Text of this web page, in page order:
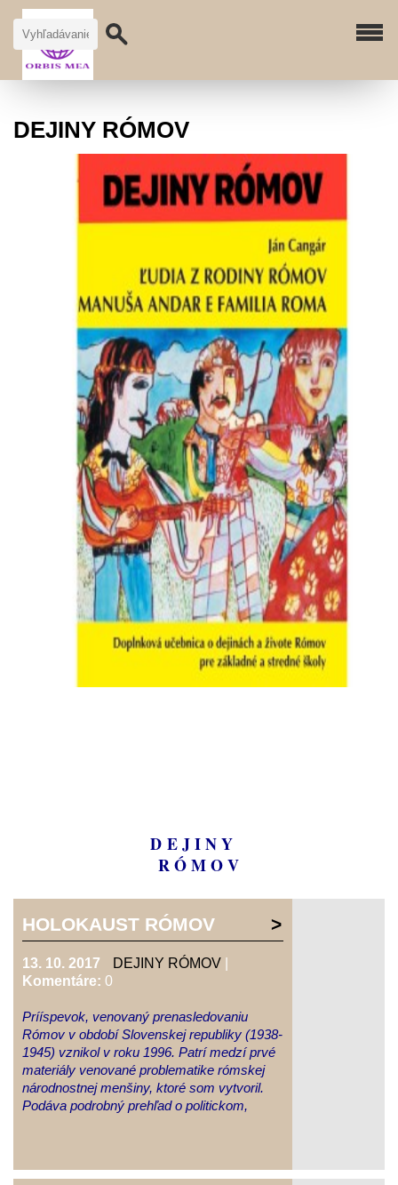
DEJINY RÓMOV
D E J I N Y
R Ó M O V
HOLOKAUST RÓMOV
13. 10. 2017 DEJINY RÓMOV
Komentáre: 0
Prííspevok, venovaný prenasledovaniu
Rómov v období Slovenskej republiky (1938-
1945) vznikol v roku 1996. Patrí medzí prvé
materiály venované problematike rómskej
národnostnej menšiny, ktoré som vytvoril.
Podáva podrobný prehľad o politickom,
vzťahu ostatného obyvateľostva voči nim. A